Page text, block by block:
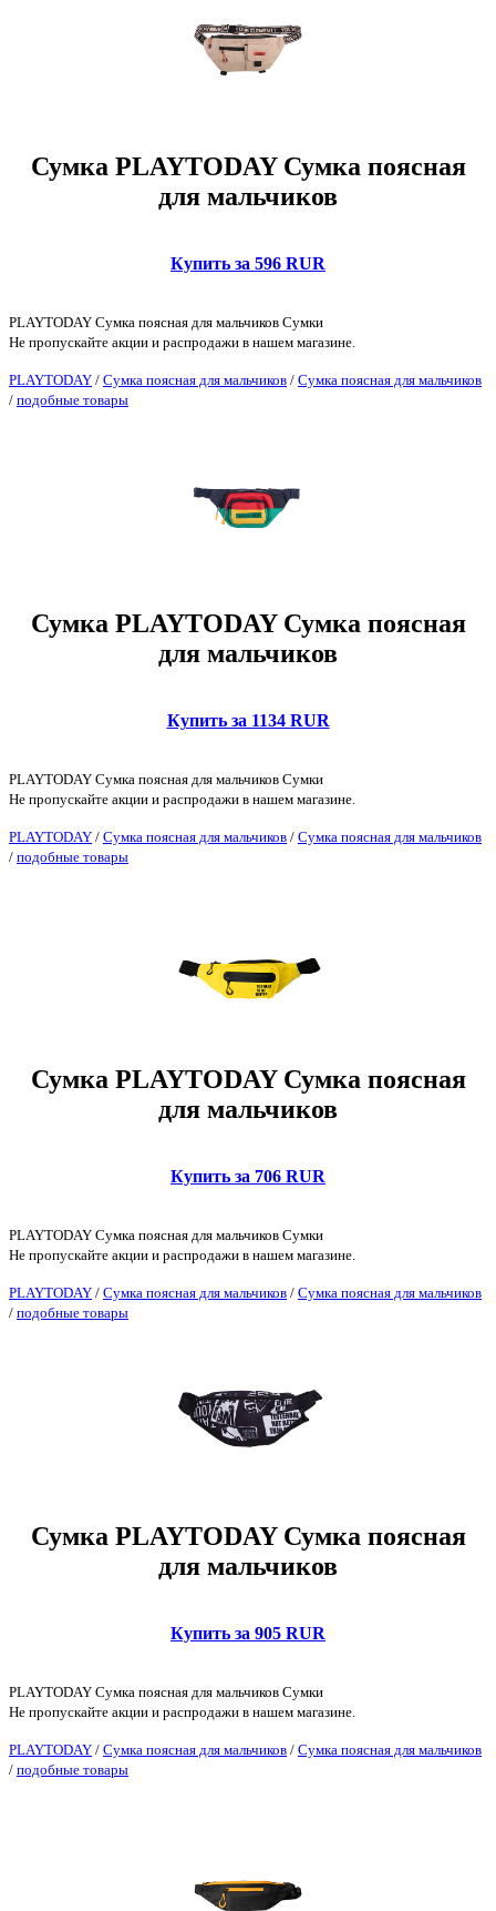
Сумка PLAYTODAY Сумка поясная
для мальчиков
Купить за 596 RUR
PLAYTODAY Сумка поясная для мальчиков Сумки
Не пропускайте акции и распродажи в нашем магазине.
PLAYTODAY / Сумка поясная для мальчиков / Сумка поясная для мальчиков
/ подобные товары
Сумка PLAYTODAY Сумка поясная
для мальчиков
Купить за 1134 RUR
PLAYTODAY Сумка поясная для мальчиков Сумки
Не пропускайте акции и распродажи в нашем магазине.
PLAYTODAY / Сумка поясная для мальчиков / Сумка поясная для мальчиков
/ подобные товары
Сумка PLAYTODAY Сумка поясная
для мальчиков
Купить за 706 RUR
PLAYTODAY Сумка поясная для мальчиков Сумки
Не пропускайте акции и распродажи в нашем магазине.
PLAYTODAY / Сумка поясная для мальчиков / Сумка поясная для мальчиков
/ подобные товары
Сумка PLAYTODAY Сумка поясная
для мальчиков
Купить за 905 RUR
PLAYTODAY Сумка поясная для мальчиков Сумки
Не пропускайте акции и распродажи в нашем магазине.
PLAYTODAY / Сумка поясная для мальчиков / Сумка поясная для мальчиков
/ подобные товары